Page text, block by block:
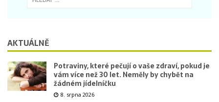
AKTUÁLNĚ
Potraviny, které pečují o vaše zdraví, pokud je
vám více než 30 let. Neměly by chybět na
žádném jídelníčku
8. srpna 2026